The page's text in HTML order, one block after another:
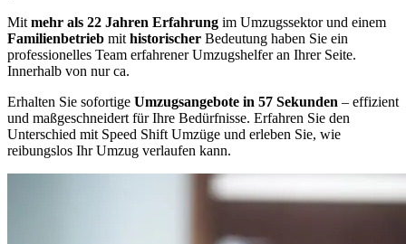
Mit mehr als 22 Jahren Erfahrung im Umzugssektor und einem
Familienbetrieb mit historischer Bedeutung haben Sie ein
professionelles Team erfahrener Umzugshelfer an Ihrer Seite.
Innerhalb von nur ca.
Erhalten Sie sofortige Umzugsangebote in 57 Sekunden – effizient
und maßgeschneidert für Ihre Bedürfnisse. Erfahren Sie den
Unterschied mit Speed Shift Umzüge und erleben Sie, wie
reibungslos Ihr Umzug verlaufen kann.